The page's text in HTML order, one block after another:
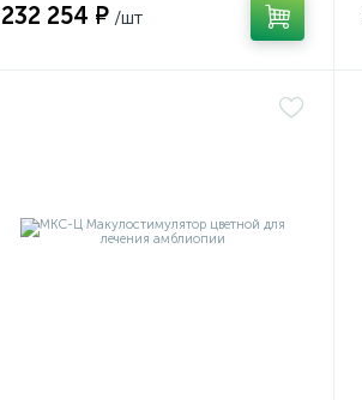
232 254 ₽ /шт